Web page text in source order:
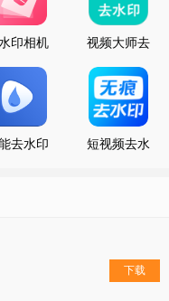
印相机
视频大师去
去水印
短视频去水
下载